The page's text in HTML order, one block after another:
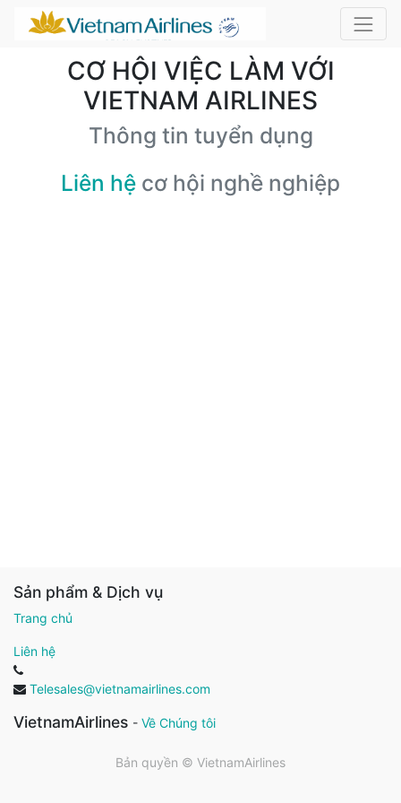
CƠ HỘI VIỆC LÀM VỚI
VIETNAM AIRLINES
Thông tin tuyển dụng
Liên hệ cơ hội nghề nghiệp
Sản phẩm & Dịch vụ
Trang chủ
Liên hệ
Telesales@vietnamairlines.com
VietnamAirlines - Về Chúng tôi
Bản quyền © VietnamAirlines